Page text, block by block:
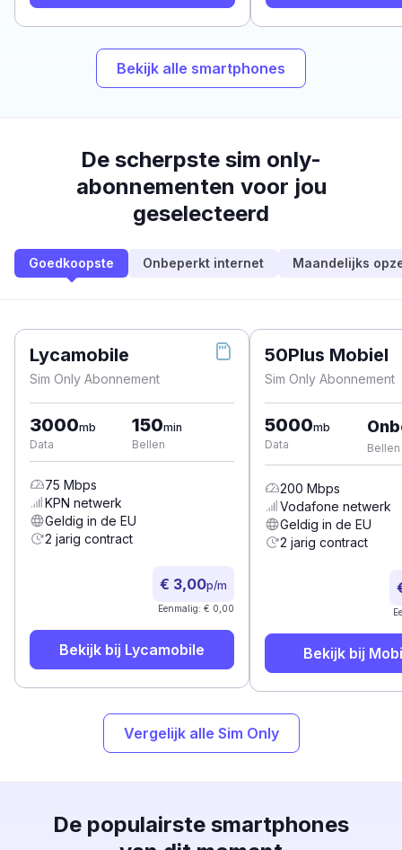
Bekijk alle smartphones
De scherpste sim only-
abonnementen voor jou
geselecteerd
Goedkoopste Onbeperkt internet Maandelijks
Lycamobile
Sim Only Abonnement
3000mb
Data
150min
Bellen
75 Mbps
KPN netwerk
Geldig in de EU
2 jarig contract
€ 3,00p/m
Eenmalig: € 0,00
Bekijk bij Lycamobile
50Plus Mobiel
Sim Only Abonnement
5000mb
Data
Bellen
200 Mbps
Vodafone netwerk
Geldig in de EU
2 jarig contract
Bekijk bij
Vergelijk alle Sim Only
De populairste smartphones